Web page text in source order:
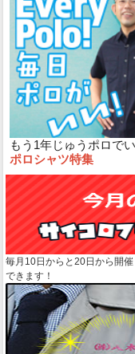
もう1年じゅうポロでい
ポロシャツ特集
毎月10日からと20日から開
できます！